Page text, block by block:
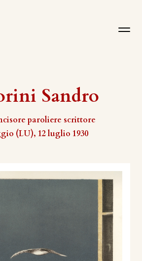
Sandro
paroliere scrittore
(LU), 12 luglio 1930